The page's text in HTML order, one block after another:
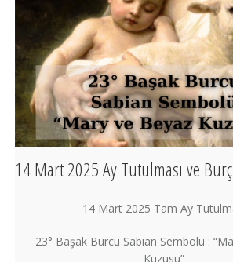
14 Mart 2025 Ay Tutulması ve
14 Mart 2025 Tam Ay
23° Başak Burcu Sabian Sembolü :
Kuzusu”